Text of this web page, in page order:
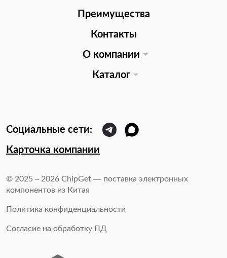
Преимущества
Контакты
О компании
Каталог
Карточка компании
© 2025 – 2026 ChipGet — поставка электронных
компонентов из Китая
Политика конфиденциальности
Согласие на обработку ПД